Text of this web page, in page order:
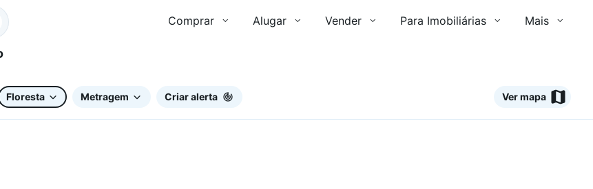
Comprar Alugar Vender Para Imobiliárias Mais
Floresta Metragem Criar alerta Ver mapa